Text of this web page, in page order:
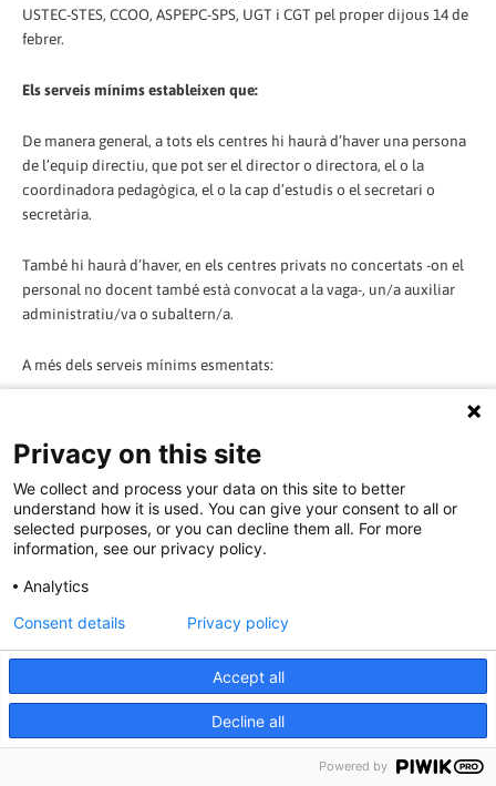
USTEC-STES, CCOO, ASPEPC-SPS, UGT i CGT pel proper dijous 14 de
febrer.
Els serveis mínims estableixen que:
De manera general, a tots els centres hi haurà d’haver una persona
de l’equip directiu, que pot ser el director o directora, el o la
coordinadora pedagògica, el o la cap d’estudis o el secretari o
secretària.
També hi haurà d’haver, en els centres privats no concertats -on el
personal no docent també està convocat a la vaga-, un/a auxiliar
administratiu/va o subaltern/a.
A més dels serveis mínims esmentats:
12 anys) hi haurà d’haver 1 docent per cada 4 classes.
A totes les llars d’infants haurà de treballar un 25% de la plantilla.
Dimarts, 12 de febrer de 2008
laMalla.net|laMalla.net
plantilla i als CEIPS haurà d’haver un mestre per a cada quatre
grups
Educació garanteix uns serveis
Privacy on this site
We collect and process your data on this site to better
understand how it is used. You can give your consent to all or
selected purposes, or you can decline them all. For more
information, see our privacy policy.
Analytics
Accept all
Decline all
Consent details Privacy policy
Powered by